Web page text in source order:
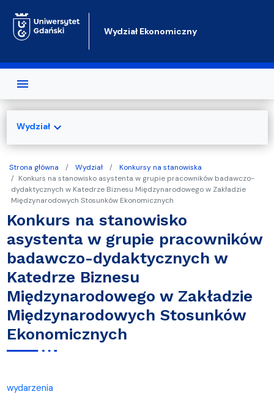
Wydział Ekonomiczny
Strona główna Wydział
Konkursy na stanowiska
Konkurs na stanowisko asystenta w grupie pracowników badawczo-
dydaktycznych w Katedrze Biznesu Międzynarodowego w Zakładzie
Międzynarodowych Stosunków Ekonomicznych
Konkurs na stanowisko
asystenta w grupie pracowników
badawczo-dydaktycznych w
Katedrze Biznesu
Międzynarodowego w Zakładzie
Międzynarodowych Stosunków
Ekonomicznych
wydarzenia
Wydziałexpand_more